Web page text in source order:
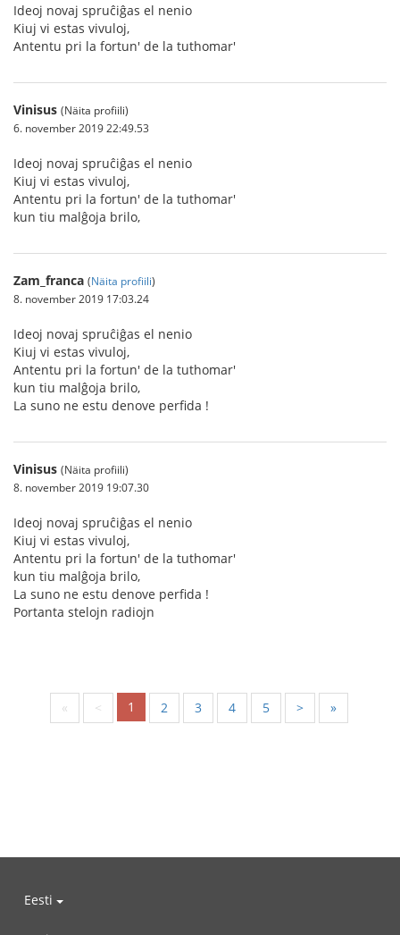
Ideoj novaj spruĉiĝas el nenio
Kiuj vi estas vivuloj,
Antentu pri la fortun' de la tuthomar'
Vinisus (Näita profiili)
6. november 2019 22:49.53
Ideoj novaj spruĉiĝas el nenio
Kiuj vi estas vivuloj,
Antentu pri la fortun' de la tuthomar'
kun tiu malĝoja brilo,
Zam_franca (Näita profiili)
8. november 2019 17:03.24
Ideoj novaj spruĉiĝas el nenio
Kiuj vi estas vivuloj,
Antentu pri la fortun' de la tuthomar'
kun tiu malĝoja brilo,
La suno ne estu denove perfida !
Vinisus (Näita profiili)
8. november 2019 19:07.30
Ideoj novaj spruĉiĝas el nenio
Kiuj vi estas vivuloj,
Antentu pri la fortun' de la tuthomar'
kun tiu malĝoja brilo,
La suno ne estu denove perfida !
Portanta stelojn radiojn
« < 1 2 3 4 5 > »
Eesti